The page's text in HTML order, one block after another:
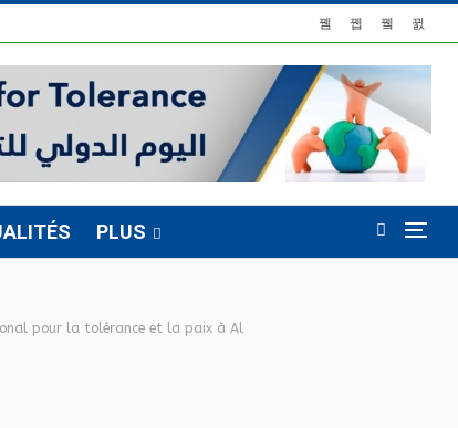
PLUS
pour la tolérance et la paix à Al